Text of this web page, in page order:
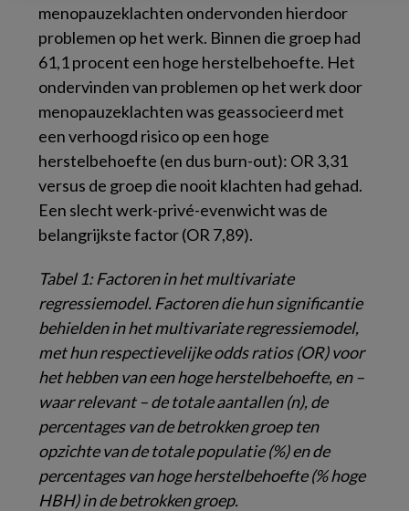
menopauzeklachten ondervonden hierdoor
problemen op het werk. Binnen die groep had
61,1 procent een hoge herstelbehoefte. Het
ondervinden van problemen op het werk door
menopauzeklachten was geassocieerd met
een verhoogd risico op een hoge
herstelbehoefte (en dus burn-out): OR 3,31
versus de groep die nooit klachten had gehad.
Een slecht werk-privé-evenwicht was de
belangrijkste factor (OR 7,89).
Tabel 1: Factoren in het multivariate
regressiemodel. Factoren die hun significantie
behielden in het multivariate regressiemodel,
met hun respectievelijke odds ratios (OR) voor
het hebben van een hoge herstelbehoefte, en –
waar relevant – de totale aantallen (n), de
percentages van de betrokken groep ten
opzichte van de totale populatie (%) en de
percentages van hoge herstelbehoefte (% hoge
HBH) in de betrokken groep.